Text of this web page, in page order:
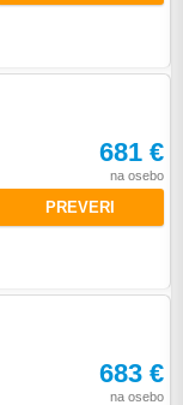
681 €
na osebo
PREVERI
683 €
na osebo